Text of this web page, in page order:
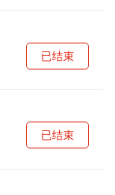
已结束
已结束